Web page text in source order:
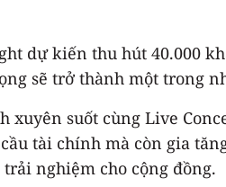
dự kiến thu hút 40.000
sẽ trở thành một trong
xuyên suốt cùng Live
tài chính mà còn gia
trải nghiệm cho cộng đồng.